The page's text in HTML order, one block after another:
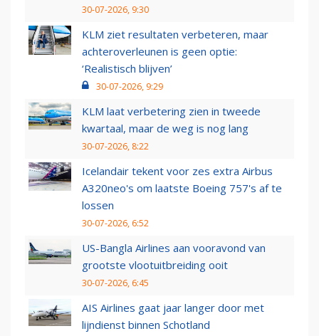
30-07-2026, 9:30
KLM ziet resultaten verbeteren, maar
achteroverleunen is geen optie:
‘Realistisch blijven’
30-07-2026, 9:29
KLM laat verbetering zien in tweede
kwartaal, maar de weg is nog lang
30-07-2026, 8:22
Icelandair tekent voor zes extra Airbus
A320neo's om laatste Boeing 757's af te
lossen
30-07-2026, 6:52
US-Bangla Airlines aan vooravond van
grootste vlootuitbreiding ooit
30-07-2026, 6:45
AIS Airlines gaat jaar langer door met
lijndienst binnen Schotland